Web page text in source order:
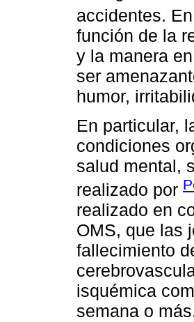
accidentes.
función de la
y la manera
ser
humor,
En particular,
condiciones
salud mental,
realizado por
realizado en
OMS, que las
fallecimiento
isquémica
semana o